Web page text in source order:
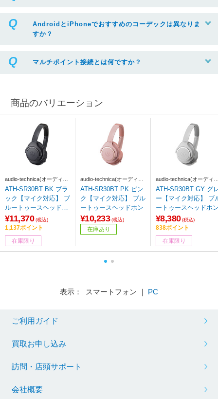
AndroidとiPhoneでおすすめのコーデックは異なりま
すか？
マルチポイント接続とは何ですか？
商品のバリエーション
audio-technica(オーディオ
テクニカ)
ATH-SR30BT BK ブラ
ック【マイク対応】 ブ
ルートゥースヘッドホ
ン 【864】
¥11,370 (税込)
1,137ポイント
在庫限り
audio-technica(オーディオ
テクニカ)
ATH-SR30BT PK ピン
ク【マイク対応】 ブル
ートゥースヘッドホン
¥10,233 (税込)
在庫あり
audio-technica(オーディ
テクニカ)
ATH-SR30BT GY グ
ー【マイク対応】 ブ
ートゥースヘッドホ
¥8,380 (税込)
838ポイント
在庫限り
表示： スマートフォン ｜ PC
ご利用ガイド
買取お申し込み
訪問・店頭サポート
会社概要